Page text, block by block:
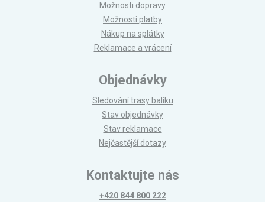
Možnosti dopravy
Možnosti platby
Nákup na splátky
Reklamace a vrácení
Objednávky
Sledování trasy balíku
Stav objednávky
Stav reklamace
Nejčastější dotazy
Kontaktujte nás
+420 844 800 222